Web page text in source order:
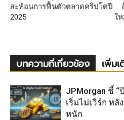
สะท้อนการฟื้นตัวตลาดคริปโตปี
2025
ใ
บทความที่เกี่ยวข้อง เพิ่ม
JPMorgan ชี้
เริ่มไม่เวิร์ก หลั
หนัก